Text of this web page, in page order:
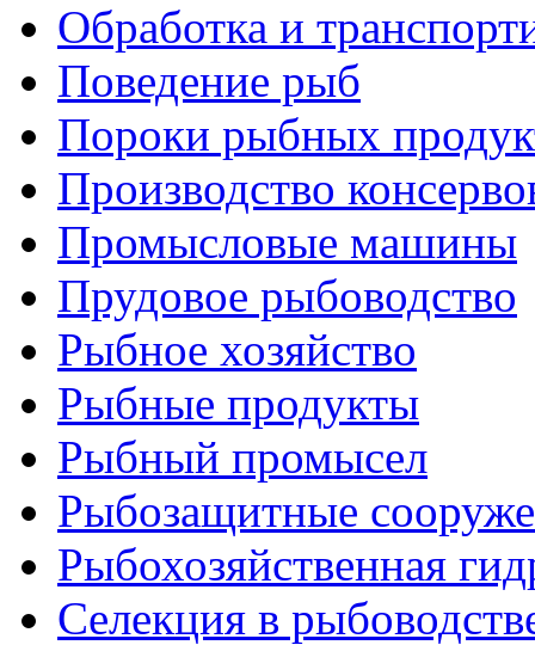
Обработка и
Поведение рыб
Пороки рыбных
Производство
Промысловые машины
Прудовое рыбоводство
Рыбное хозяйство
Рыбные продукты
Рыбный промысел
Рыбозащитные
Рыбохозяйственная
Селекция в